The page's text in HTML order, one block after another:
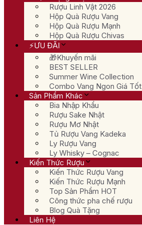
Rượu Linh Vật 2026
Hộp Quà Rượu Vang
Hộp Quà Rượu Mạnh
Hộp Quà Rượu Chivas
⚡ƯU ĐÃI
🎁Khuyến mãi
BEST SELLER
Summer Wine Collection
Combo Vang Ngon Giá Tốt
Sản Phẩm Khác
Bia Nhập Khẩu
Rượu Sake Nhật
Rượu Mơ Nhật
Tủ Rượu Vang Kadeka
Ly Rượu Vang
Ly Whisky – Cognac
Kiến Thức Rượu
Kiến Thức Rượu Vang
Kiến Thức Rượu Mạnh
Top Sản Phẩm HOT
Công thức pha chế rượu
Blog Quà Tặng
Liên Hệ